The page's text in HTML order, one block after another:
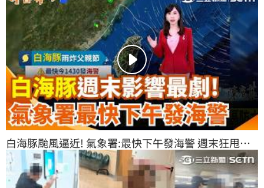
白海豚颱風逼近! 氣象署:最快下午發海警 週末狂甩豪
雨亂父親節.沿海掀5米巨浪 週一西南風接力南台灣暴
雨｜三立新聞網 SETN.com